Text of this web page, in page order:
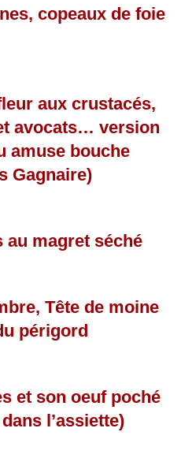
copeaux de foie
aux crustacés,
avocats… version
amuse bouche
Gagnaire)
au magret séché
Tête de moine
périgord
et son oeuf poché
l’assiette)